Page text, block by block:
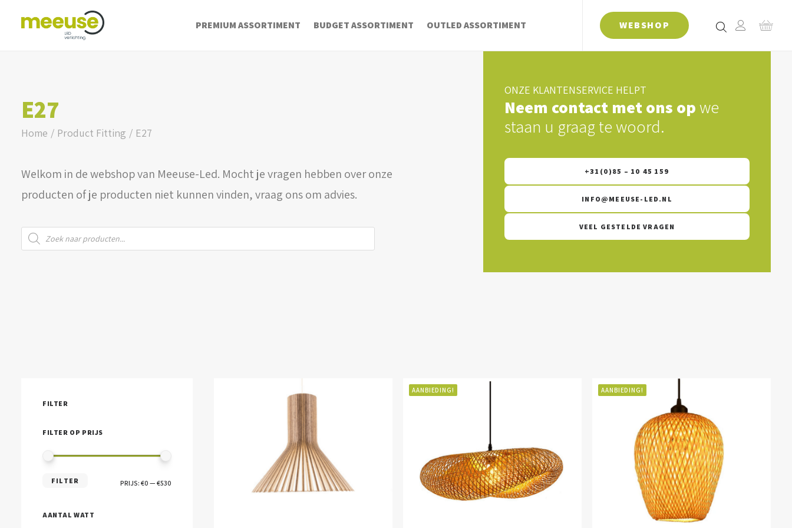
PREMIUM ASSORTIMENT BUDGET ASSORTIMENT OUTLED ASSORTIMENT WEBSHOP
E27
Home Product Fitting E27
Welkom in de webshop van Meeuse-Led. Mocht je vragen hebben over onze
producten of je producten niet kunnen vinden, vraag ons om advies.
Producten
zoeken
ONZE KLANTENSERVICE HELPT
Neem contact met ons opwe
staan u graag te woord.
+31(0)85 – 10 45 159
INFO@MEEUSE-LED.NL
VEEL GESTELDE VRAGEN
FILTER
FILTER OP PRIJS
FILTER PRIJS: €0 — €530
AANTAL WATT
AANBIEDING! AANBIEDING!